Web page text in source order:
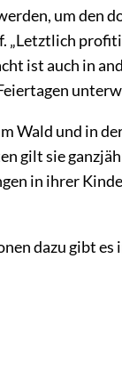
um den
„Letztlich
ist auch in
Wald und in
gilt sie
in ihrer
dazu gibt es